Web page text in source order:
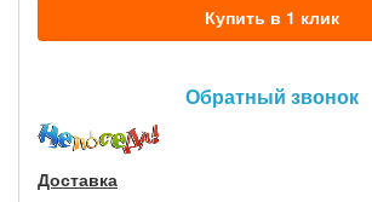
Купить в 1 клик
Обратный звонок
Доставка